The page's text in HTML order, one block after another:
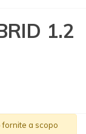
1.2
fornite a scopo